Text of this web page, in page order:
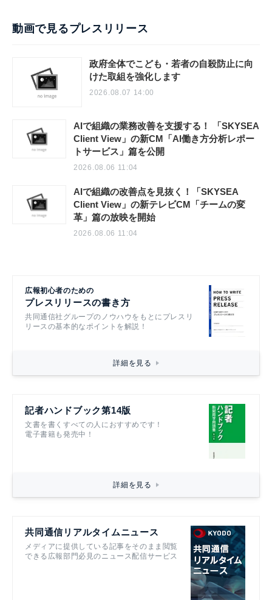
動画で見るプレスリリース
政府全体でこども・若者の自殺防止に向
けた取組を強化します
2026.08.07 14:00
AIで組織の業務改善を支援する！ 「SKYSEA
Client View」の新CM「AI働き方分析レポー
トサービス」篇を公開
2026.08.06 11:04
AIで組織の改善点を見抜く！「SKYSEA
Client View」の新テレビCM「チームの変
革」篇の放映を開始
2026.08.06 11:04
広報初心者のための
プレスリリースの書き方
共同通信社グループのノウハウをもとにプレスリ
リースの基本的なポイントを解説！
詳細を見る
記者ハンドブック第14版
文書を書くすべての人におすすめです！
電子書籍も発売中！
詳細を見る
共同通信リアルタイムニュース
メディアに提供している記事をそのまま閲覧
できる広報部門必見のニュース配信サービス